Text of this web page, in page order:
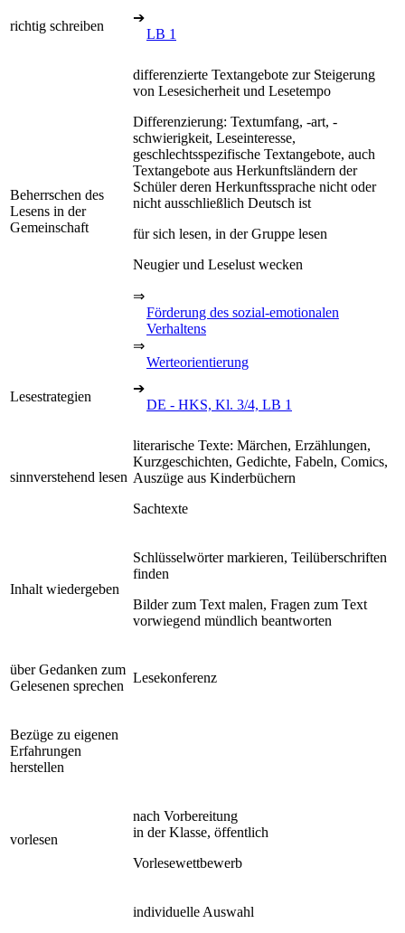
richtig schreiben
➔
LB 1
Beherrschen des
Lesens in der
Gemeinschaft
differenzierte Textangebote zur Steigerung
von Lesesicherheit und Lesetempo
Differenzierung: Textumfang, -art, -
schwierigkeit, Leseinteresse,
geschlechtsspezifische Textangebote, auch
Textangebote aus Herkunftsländern der
Schüler deren Herkunftssprache nicht oder
nicht ausschließlich Deutsch ist
für sich lesen, in der Gruppe lesen
Neugier und Leselust wecken
⇒
Förderung des sozial-emotionalen
Verhaltens
⇒
Werteorientierung
Lesestrategien
➔
DE - HKS, Kl. 3/4, LB 1
sinnverstehend lesen
literarische Texte: Märchen, Erzählungen,
Kurzgeschichten, Gedichte, Fabeln, Comics,
Auszüge aus Kinderbüchern
Sachtexte
Inhalt wiedergeben
Schlüsselwörter markieren, Teilüberschriften
finden
Bilder zum Text malen, Fragen zum Text
vorwiegend mündlich beantworten
über Gedanken zum
Gelesenen sprechen
Lesekonferenz
Bezüge zu eigenen
Erfahrungen
herstellen
vorlesen
nach Vorbereitung
in der Klasse, öffentlich
Vorlesewettbewerb
individuelle Auswahl